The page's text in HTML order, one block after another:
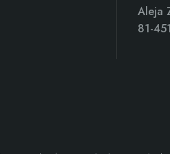
Aleja
81-